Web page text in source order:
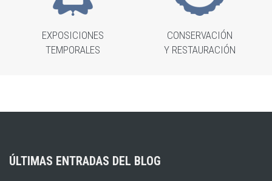
EXPOSICIONES
TEMPORALES
CONSERVACIÓN
Y RESTAURACIÓN
ÚLTIMAS ENTRADAS DEL BLOG